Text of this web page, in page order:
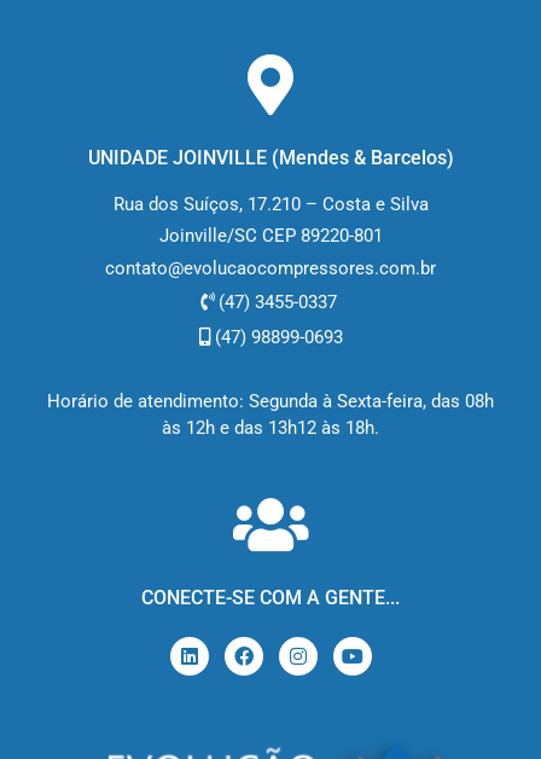
UNIDADE JOINVILLE (Mendes & Barcelos)
Rua dos Suíços, 17.210 – Costa e Silva
Joinville/SC CEP 89220-801
contato@evolucaocompressores.com.br
(47) 3455-0337
(47) 98899-0693
Horário de atendimento: Segunda à Sexta-feira, das 08h
às 12h e das 13h12 às 18h.
CONECTE-SE COM A GENTE...